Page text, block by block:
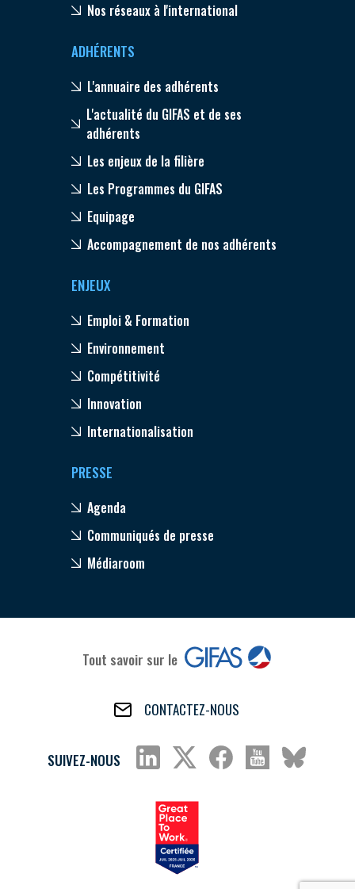
Nos réseaux à l'international
ADHÉRENTS
L'annuaire des adhérents
L'actualité du GIFAS et de ses
adhérents
Les enjeux de la filière
Les Programmes du GIFAS
Equipage
Accompagnement de nos adhérents
ENJEUX
Emploi & Formation
Environnement
Compétitivité
Innovation
Internationalisation
PRESSE
Agenda
Communiqués de presse
Médiaroom
Tout savoir sur le
CONTACTEZ-NOUS
SUIVEZ-NOUS